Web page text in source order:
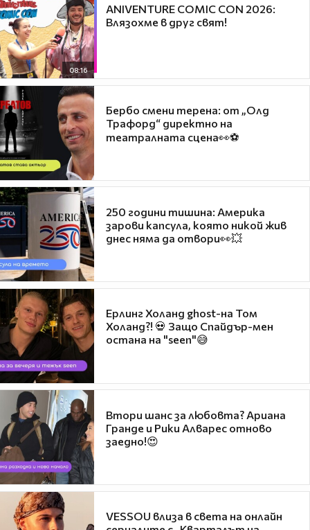
08:16
ANIVENTURE COMIC CON 2026:
Влязохме в друг свят!
Бербо смени терена: от „Олд
Трафорд“ директно на
театралната сцена👀⚽
250 години тишина: Америка
зарови капсула, която никой жив
днес няма да отвори👀💥
Ерлинг Холанд ghost-на Том
Холанд?! 💀 Защо Спайдър-мен
остана на "seen"😅
Втори шанс за любовта? Ариана
Гранде и Рики Алварес отново
заедно!😍
VESSOU влиза в света на онлайн